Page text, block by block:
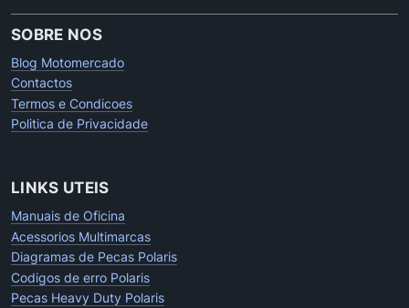
SOBRE NOS
Blog Motomercado
Contactos
Termos e Condicoes
Politica de Privacidade
LINKS UTEIS
Manuais de Oficina
Acessorios Multimarcas
Diagramas de Pecas Polaris
Codigos de erro Polaris
Pecas Heavy Duty Polaris